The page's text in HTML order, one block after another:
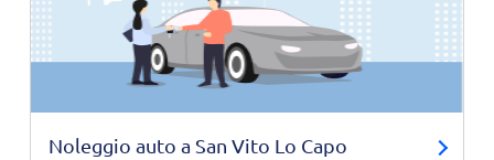
Noleggio auto a San Vito Lo Capo